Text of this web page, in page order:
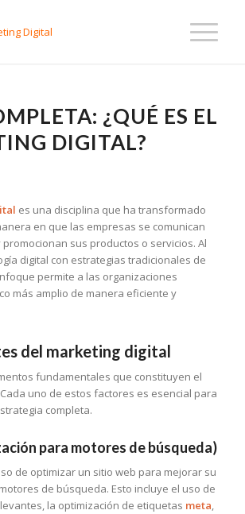
¿QUÉ ES EL
DIGITAL?
es una disciplina que ha transformado
en que las empresas se comunican
promocionan sus productos o servicios. Al
digital con estrategias tradicionales de
permite a las organizaciones
más amplio de manera eficiente y
del marketing digital
fundamentales que constituyen el
uno de estos factores es esencial para
completa.
para motores de búsqueda)
de optimizar un sitio web para mejorar su
de búsqueda. Esto incluye el uso de
la optimización de etiquetas meta,